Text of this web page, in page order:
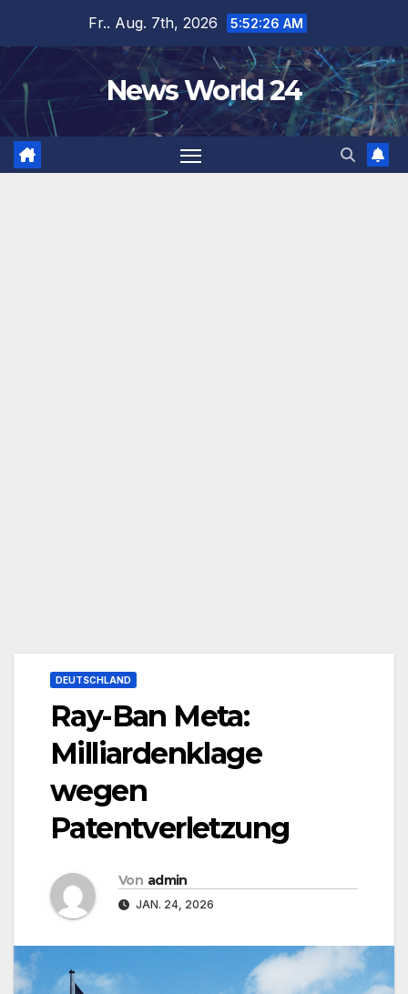
springen
Fr.. Aug. 7th, 2026 5:52:26 AM
News World 24
DEUTSCHLAND
Ray-Ban Meta:
Milliardenklage
wegen
Patentverletzung
Von admin
JAN. 24, 2026